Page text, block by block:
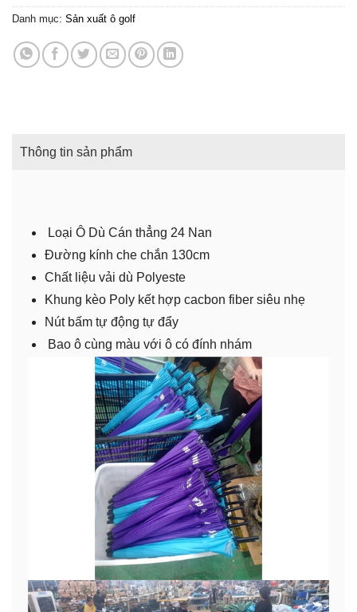
Danh mục: Sản xuất ô golf
Thông tin sản phẩm
Loại Ô Dù Cán thẳng 24 Nan
Đường kính che chắn 130cm
Chất liệu vải dù Polyeste
Khung kèo Poly kết hợp cacbon fiber siêu nhẹ
Nút bấm tự động tự đẩy
Bao ô cùng màu với ô có đính nhám